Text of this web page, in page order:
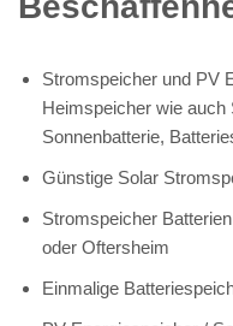
Stromspeicher und PV
Heimspeicher wie
Sonnenbatterie,
Günstige Solar
Stromspeicher
oder Oftersheim
Einmalige